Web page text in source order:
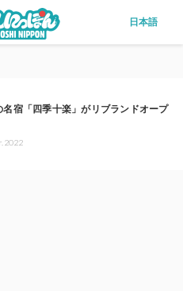
日本語
宿「四季十楽」がリブランドオープ